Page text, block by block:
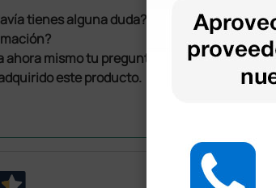
tienes alguna duda? ¿Necesitas más
ahora mismo tu pregunta a los colegas que ya
este producto.